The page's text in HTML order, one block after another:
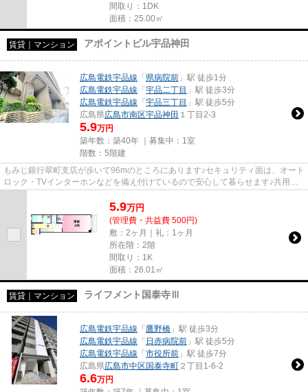
間取り：1DK
面積：25.00㎡
賃貸｜マンション アポイントビル宇品神田
広島電鉄宇品線 「 県病院前 」駅 徒歩1分
広島電鉄宇品線 「 宇品二丁目 」駅 徒歩3分
広島電鉄宇品線 「 宇品三丁目 」駅 徒歩5分
広島県広島市南区宇品神田 １丁目2-3
5.9万円
築年数：築40年 ｜募集中： 1室
階数：5階建
もみじ銀行翠町支店が歩いて96mのところにあります♪セキュリティ面は、オート
ロック・TVインターホンなどを備え付けているので安心して暮らせます♪共用部
5.9万円
(管理費・共益費 500円)
敷：2ヶ月｜礼：1ヶ月
所在階：2階
間取り：1K
面積：26.01㎡
賃貸｜マンション ライフメント国泰寺Ⅲ
広島電鉄宇品線 「 鷹野橋 」駅 徒歩3分
広島電鉄宇品線 「 日赤病院前 」駅 徒歩5分
広島電鉄宇品線 「 市役所前 」駅 徒歩7分
広島県広島市中区 国泰寺町 ２丁目1-6-2
6.6万円